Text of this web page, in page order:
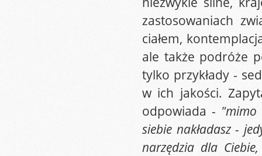
zastosowaniach
ciałem,
ale także podróże
tylko przykłady -
w ich jakości.
odpowiada - "mimo
siebie nakładasz -
narzędzia dla